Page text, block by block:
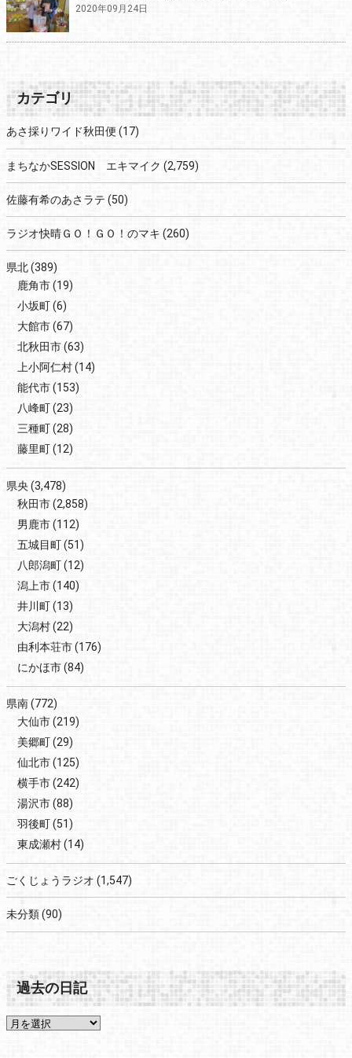
2020年09月24日
カテゴリ
あさ採りワイド秋田便 (17)
まちなかSESSION エキマイク (2,759)
佐藤有希のあさラテ (50)
ラジオ快晴ＧＯ！ＧＯ！のマキ (260)
県北(389)
鹿角市(19)
小坂町(6)
大館市(67)
北秋田市(63)
上小阿仁村(14)
能代市(153)
八峰町(23)
三種町(28)
藤里町(12)
県央(3,478)
秋田市(2,858)
男鹿市(112)
五城目町(51)
八郎潟町(12)
潟上市(140)
井川町(13)
大潟村(22)
由利本荘市(176)
にかほ市(84)
県南(772)
大仙市(219)
美郷町(29)
仙北市(125)
横手市(242)
湯沢市(88)
羽後町(51)
東成瀬村(14)
ごくじょうラジオ (1,547)
未分類(90)
過去の日記